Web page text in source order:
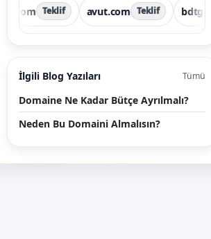
Teklif avut.com Teklif bdtgame.com
İlgili Blog Yazıları Tümü
Domaine Ne Kadar Bütçe Ayrılmalı?
Neden Bu Domaini Almalısın?